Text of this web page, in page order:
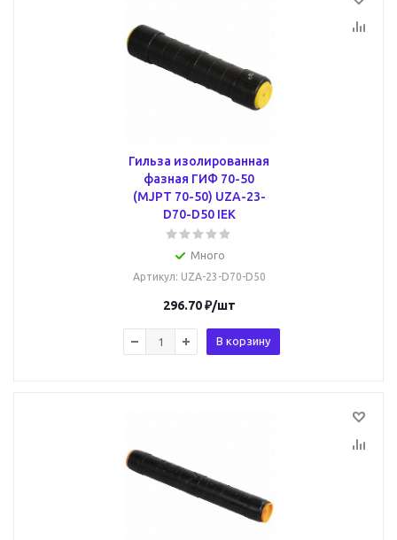
Гильза изолированная
фазная ГИФ 70-50
(MJPT 70-50) UZA-23-
D70-D50 IEK
Много
Артикул: UZA-23-D70-D50
296.70₽/шт
В корзину